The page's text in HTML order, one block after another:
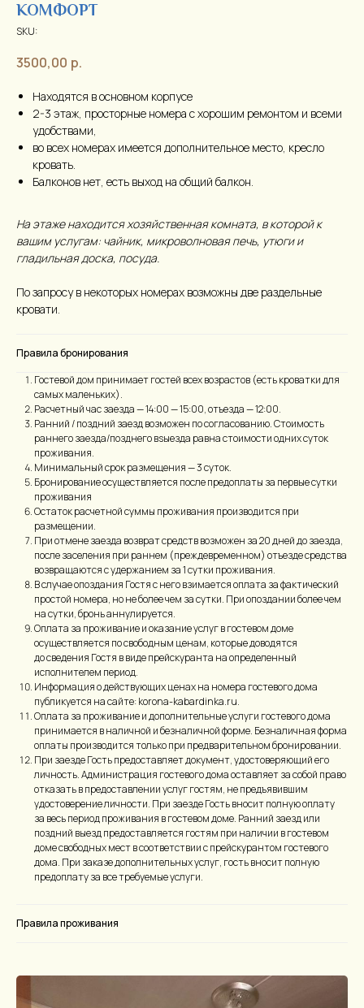
КОМФОРТ
SKU:
3500,00 р.
Находятся в основном корпусе
2-3 этаж, просторные номера с хорошим ремонтом и всеми
удобствами,
во всех номерах имеется дополнительное место, кресло
кровать.
Балконов нет, есть выход на общий балкон.
На этаже находится хозяйственная комната, в которой к
вашим услугам: чайник, микроволновая печь, утюги и
гладильная доска, посуда.
По запросу в некоторых номерах возможны две раздельные
кровати.
Правила бронирования
Гостевой дом принимает гостей всех возрастов (есть кроватки для
самых маленьких).
Расчетный час заезда — 14:00 — 15:00, отъезда — 12:00.
Ранний / поздний заезд возможен по согласованию. Стоимость
раннего заезда/позднего вsыезда равна стоимости одних суток
проживания.
Минимальный срок размещения — 3 суток.
Бронирование осуществляется после предоплаты за первые сутки
проживания
Остаток расчетной суммы проживания производится при
размещении.
При отмене заезда возврат средств возможен за 20 дней до заезда,
после заселения при раннем (преждевременном) отъезде средства
возвращаются с удержанием за 1 сутки проживания.
В случае опоздания Гостя с него взимается оплата за фактический
простой номера, но не более чем за сутки. При опоздании более чем
на сутки, бронь аннулируется.
Оплата за проживание и оказание услуг в гостевом доме
осуществляется по свободным ценам, которые доводятся
до сведения Гостя в виде прейскуранта на определенный
исполнителем период.
Информация о действующих ценах на номера гостевого дома
публикуется на сайте: korona-kabardinka.ru.
Оплата за проживание и дополнительные услуги гостевого дома
принимается в наличной и безналичной форме. Безналичная форма
оплаты производится только при предварительном бронировании.
При заезде Гость предоставляет документ, удостоверяющий его
личность. Администрация гостевого дома оставляет за собой право
отказать в предоставлении услуг гостям, не предъявившим
удостоверение личности. При заезде Гость вносит полную оплату
за весь период проживания в гостевом доме. Ранний заезд или
поздний выезд предоставляется гостям при наличии в гостевом
доме свободных мест в соответствии с прейскурантом гостевого
дома. При заказе дополнительных услуг, гость вносит полную
предоплату за все требуемые услуги.
Правила проживания